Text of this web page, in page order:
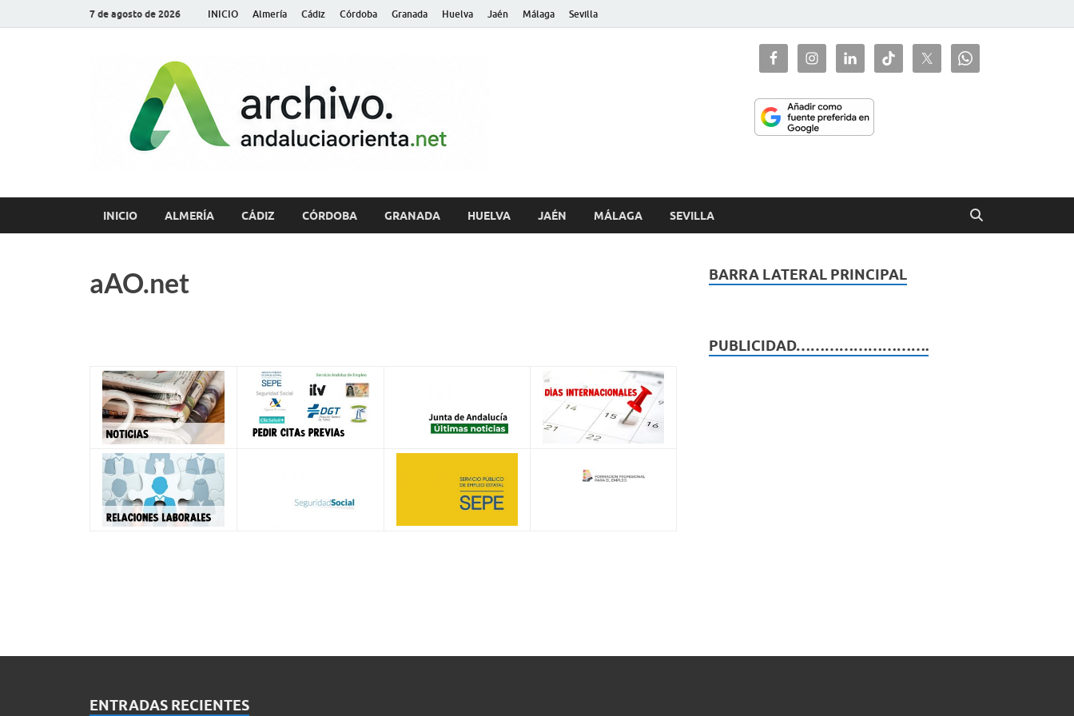
7 de agosto de 2026 INICIO Almería Cádiz Córdoba Granada Huelva Jaén Málaga Sevilla
archivo.andaluciaorienta
INICIO ALMERÍA CÁDIZ CÓRDOBA GRANADA HUELVA JAÉN MÁLAGA SEVILLA
aAO.net BARRA LATERAL PRINCIPAL
PUBLICIDAD……………………….
ENTRADAS RECIENTES